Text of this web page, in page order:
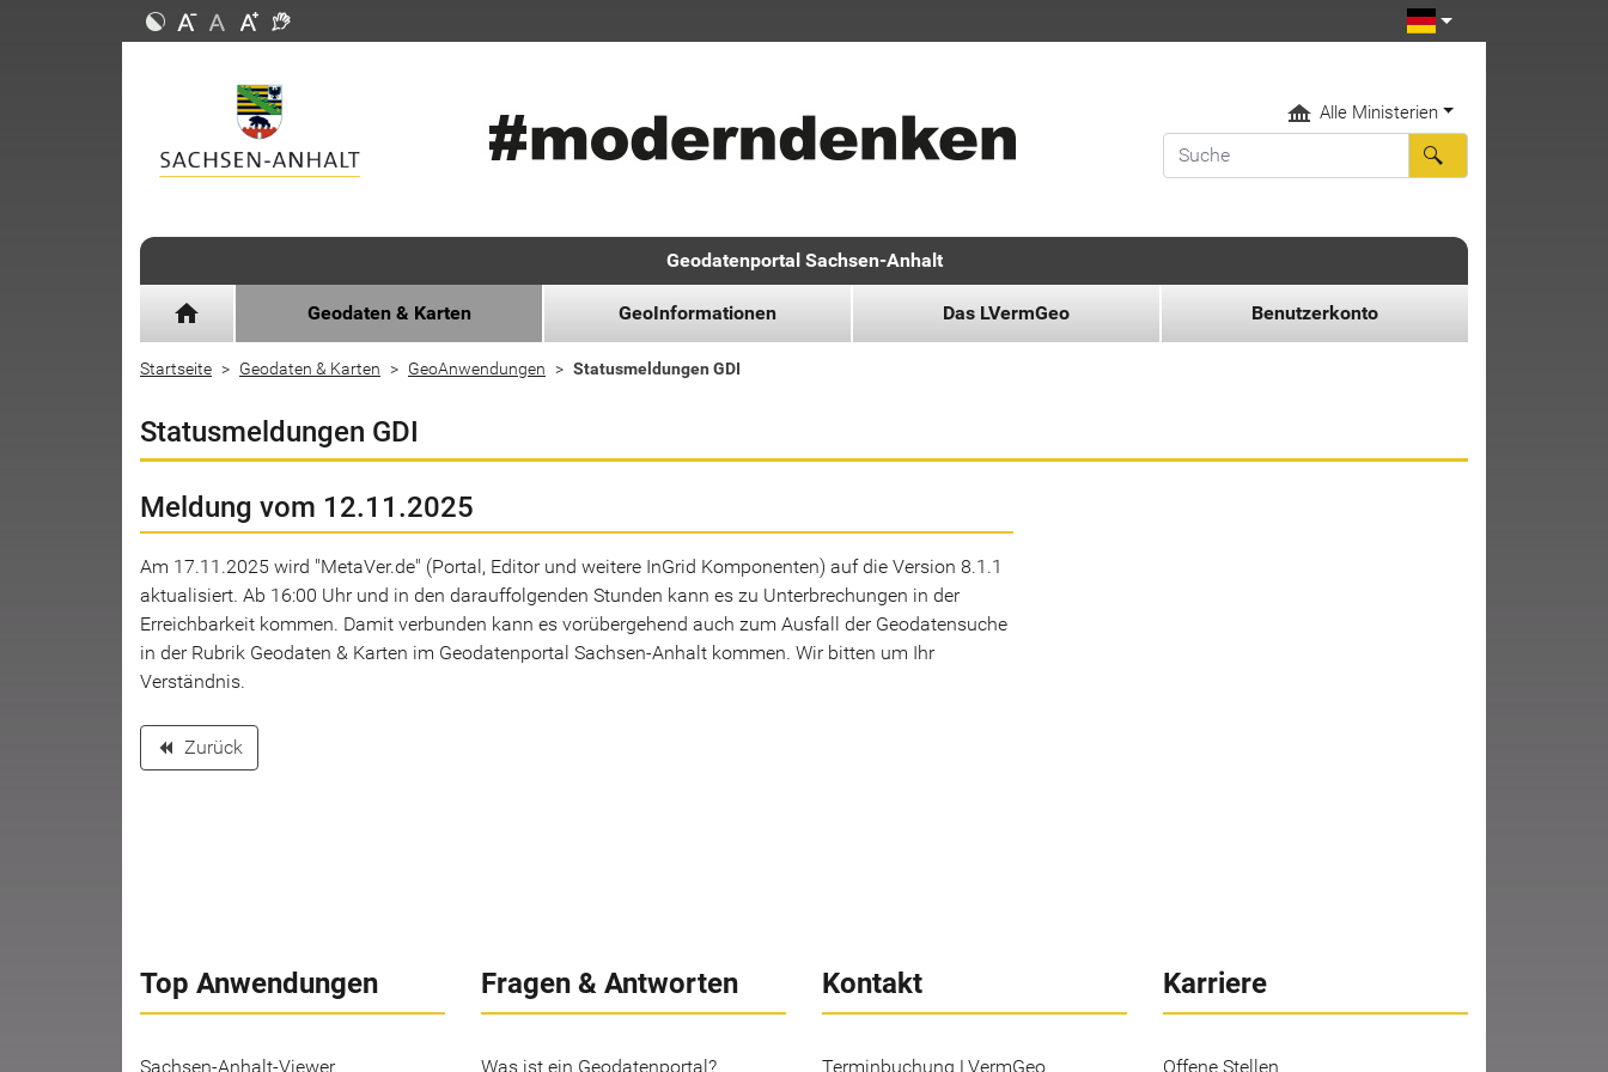
Alle Ministerien
Geodatenportal Sachsen-Anhalt
home Geodaten & Karten GeoInformationen Das LVermGeo Benutzerkonto
Startseite Geodaten & Karten GeoAnwendungen Statusmeldungen GDI
Statusmeldungen GDI
Meldung vom 12.11.2025
Am 17.11.2025 wird "MetaVer.de" (Portal, Editor und weitere InGrid Komponenten) auf die Version 8.1.1
aktualisiert. Ab 16:00 Uhr und in den darauffolgenden Stunden kann es zu Unterbrechungen in der
Erreichbarkeit kommen. Damit verbunden kann es vorübergehend auch zum Ausfall der Geodatensuche
in der Rubrik Geodaten & Karten im Geodatenportal Sachsen-Anhalt kommen. Wir bitten um Ihr
Verständnis.
backward Zurück
Top Anwendungen
Sachsen-Anhalt-Viewer
Fragen & Antworten
Was ist ein Geodatenportal?
Kontakt
Terminbuchung LVermGeo
Karriere
Offene Stellen